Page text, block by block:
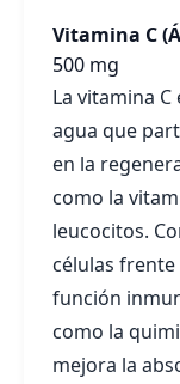
Vitamina C
500 mg
La vitamina
agua que
en la
como la
leucocitos.
células
función
como la
mejora la